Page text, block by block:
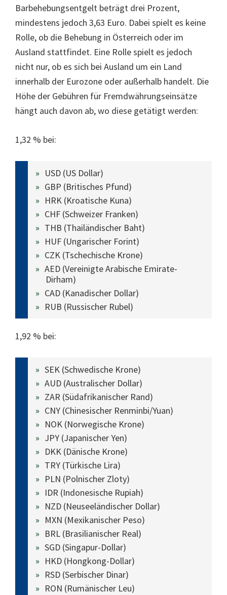
Barbehebungsentgelt beträgt drei Prozent,
mindestens jedoch 3,63 Euro. Dabei spielt es keine
Rolle, ob die Behebung in Österreich oder im
Ausland stattfindet. Eine Rolle spielt es jedoch
nicht nur, ob es sich bei Ausland um ein Land
innerhalb der Eurozone oder außerhalb handelt. Die
Höhe der Gebühren für Fremdwährungseinsätze
hängt auch davon ab, wo diese getätigt werden:
1,32 % bei:
USD (US Dollar)
GBP (Britisches Pfund)
HRK (Kroatische Kuna)
CHF (Schweizer Franken)
THB (Thailändischer Baht)
HUF (Ungarischer Forint)
CZK (Tschechische Krone)
AED (Vereinigte Arabische Emirate-
Dirham)
CAD (Kanadischer Dollar)
RUB (Russischer Rubel)
1,92 % bei:
SEK (Schwedische Krone)
AUD (Australischer Dollar)
ZAR (Südafrikanischer Rand)
CNY (Chinesischer Renminbi/Yuan)
NOK (Norwegische Krone)
JPY (Japanischer Yen)
DKK (Dänische Krone)
TRY (Türkische Lira)
PLN (Polnischer Zloty)
IDR (Indonesische Rupiah)
NZD (Neuseeländischer Dollar)
MXN (Mexikanischer Peso)
BRL (Brasilianischer Real)
SGD (Singapur-Dollar)
HKD (Hongkong-Dollar)
RSD (Serbischer Dinar)
RON (Rumänischer Leu)